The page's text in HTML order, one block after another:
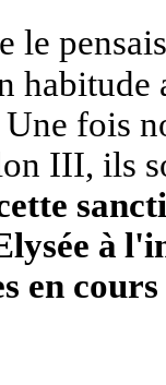
le pensais
fois
III, ils
à
en